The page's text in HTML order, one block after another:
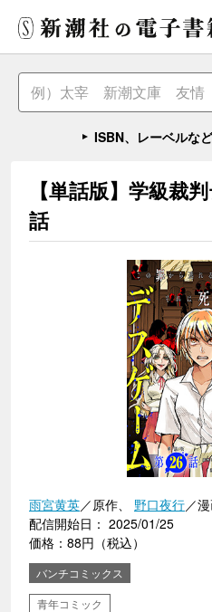
ISBN、レーベルな
【単話版】学級
話
雨宮黄英／原作、 野口夜行／
配信開始日： 2025/01/25
価格：88円（税込）
バンチコミックス
青年コミック